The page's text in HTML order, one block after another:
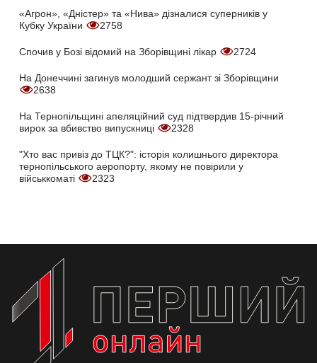
«Агрон», «Дністер» та «Нива» дізналися суперників у
Кубку України
2758
Спочив у Бозі відомий на Зборівщині лікар 2724
На Донеччині загинув молодший сержант зі Зборівщини
2638
На Тернопільщині апеляційний суд підтвердив 15-річний
вирок за вбивство випускниці
2328
"Хто вас привіз до ТЦК?": історія колишнього директора
тернопільського аеропорту, якому не повірили у
військкоматі
2323